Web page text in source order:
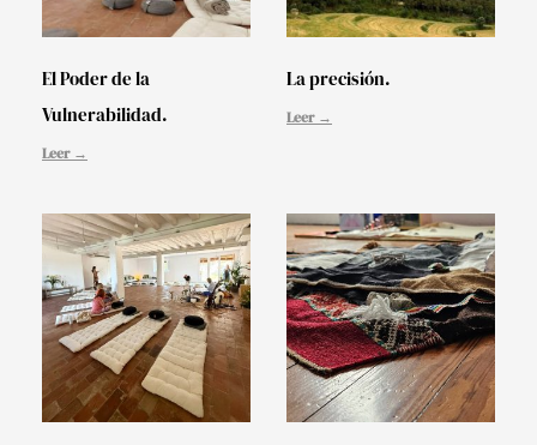
El Poder de la
Vulnerabilidad.
Leer →
La precisión.
Leer →